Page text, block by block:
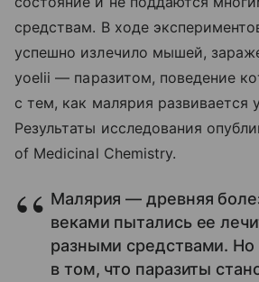
средствам. В ходе
успешно излечило мышей,
yoelii — паразитом, поведение
с тем, как малярия развивается
Результаты исследования
of Medicinal Chemistry.
Малярия — древняя
веками пытались ее
разными средствами.
в том, что паразиты